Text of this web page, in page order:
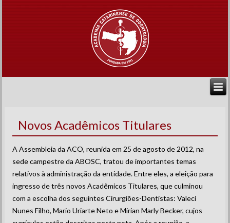
Novos Acadêmicos Titulares
A Assembleia da ACO, reunida em 25 de agosto de 2012, na
sede campestre da ABOSC, tratou de importantes temas
relativos à administração da entidade. Entre eles, a eleição para
ingresso de três novos Acadêmicos Titulares, que culminou
com a escolha dos seguintes Cirurgiões-Dentistas: Valeci
Nunes Filho, Mario Uriarte Neto e Mirian Marly Becker, cujos